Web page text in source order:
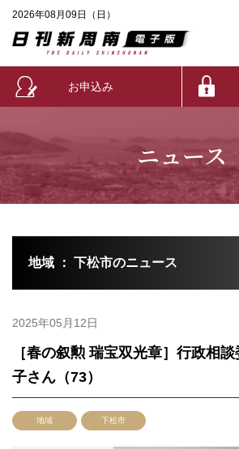
2026年08月09日（日）
お申込み
ニュース
地域 ： 下松市のニュース
2025年05月12日
［春の叙勲 瑞宝双光章］行政相
子さん（73）
地域 下松市